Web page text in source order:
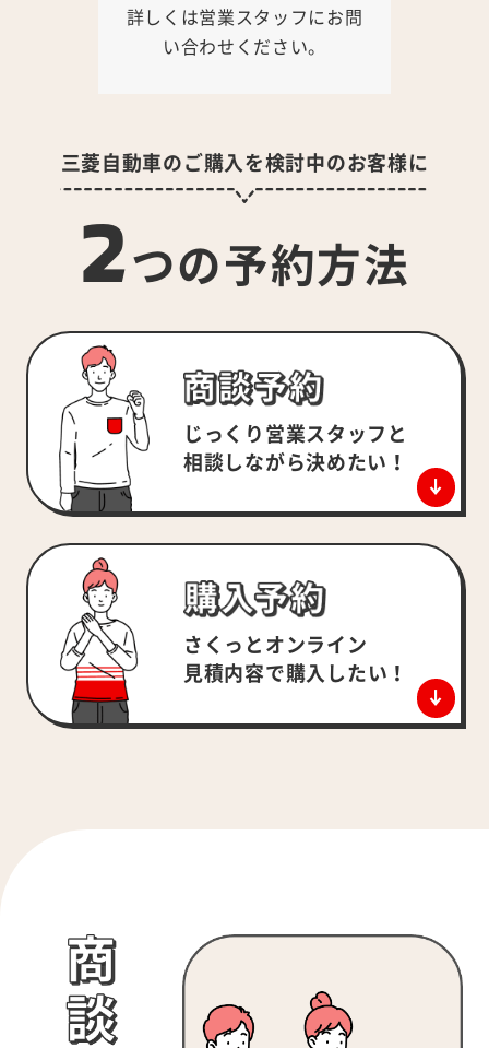
詳しくは営業スタッフにお問
い合わせください。
三菱自動車のご購入を検討中のお客様に
2つの予約方法
じっくり営業スタッフと
相談しながら決めたい！
さくっとオンライン
見積内容で購入したい！